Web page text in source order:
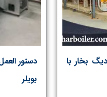
بخار با
دستور
بویلر